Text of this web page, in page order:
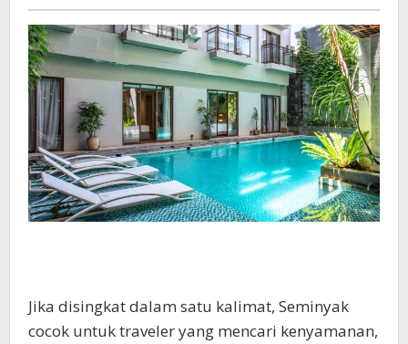
Jika disingkat dalam satu kalimat, Seminyak
cocok untuk traveler yang mencari kenyamanan,